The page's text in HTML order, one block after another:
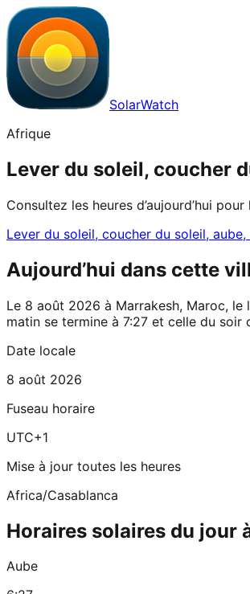
SolarWatch
Afrique
Lever du soleil, coucher
Consultez les heures d’aujourd’hui
Lever du soleil, coucher du soleil,
Aujourd’hui dans cette
Le 8 août 2026 à Marrakesh, Maroc, le
matin se termine à 7:27 et celle du soir
Date locale
8 août 2026
Fuseau horaire
UTC+1
Mise à jour toutes les heures
Africa/Casablanca
Horaires solaires du jour
Aube